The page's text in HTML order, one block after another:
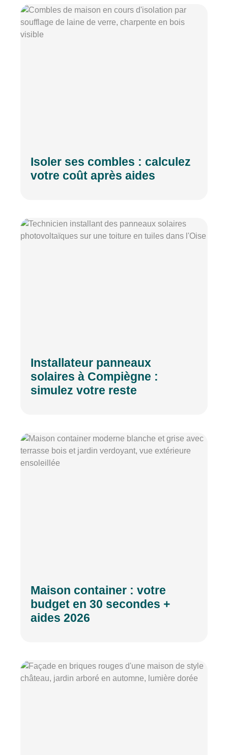
Isoler ses combles : calculez
votre coût après aides
Installateur panneaux
solaires à Compiègne :
simulez votre reste
Maison container : votre
budget en 30 secondes +
aides 2026